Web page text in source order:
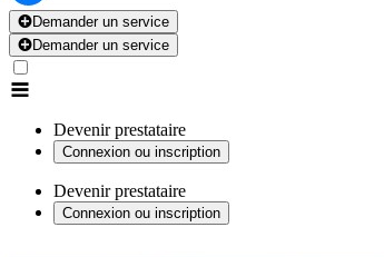
Demander un service
Demander un service
Devenir prestataire
Connexion ou inscription
Devenir prestataire
Connexion ou inscription